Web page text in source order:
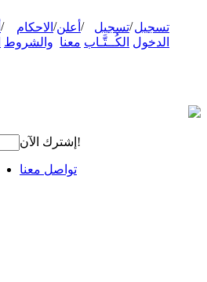
تسجيل
الدخول
/تسجيل
الكُــتَّـاب
/ أعلن
معنا
/ الاحكام
والشروط
/
إشترك الآن!
تواصل معنا